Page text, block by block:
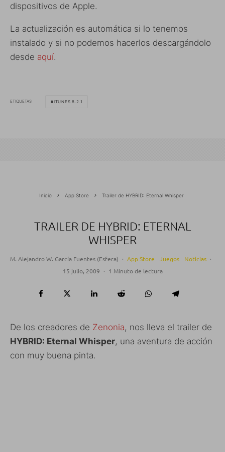
dispositivos de Apple.
La actualización es automática si lo tenemos
instalado y si no podemos hacerlos descargándolo
desde aquí.
ETIQUETAS ITUNES 8.2.1
Inicio App Store Trailer de HYBRID: Eternal Whisper
TRAILER DE HYBRID: ETERNAL
WHISPER
M. Alejandro W. García Fuentes (Esfera) · App Store Juegos Noticias ·
15 julio, 2009 · 1 Minuto de lectura
De los creadores de Zenonia, nos lleva el trailer de
HYBRID: Eternal Whisper, una aventura de acción
con muy buena pinta.